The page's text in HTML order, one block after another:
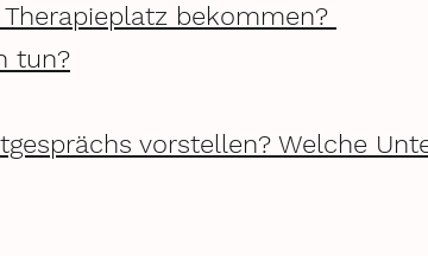
bekommen?
tun?
vorstellen? Welche